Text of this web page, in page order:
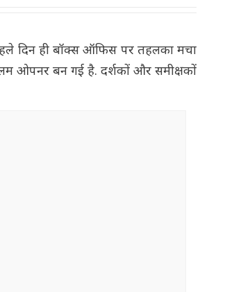
दिन ही बॉक्स ऑफिस पर तहलका मचा
ओपनर बन गई है. दर्शकों और समीक्षकों